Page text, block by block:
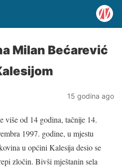
Milan Bećarević
15 godina ago
više od 14 godina, tačnije 14.
1997. godine, u mjestu
u općini Kalesija desio se
zločin. Bivši mještanin sela